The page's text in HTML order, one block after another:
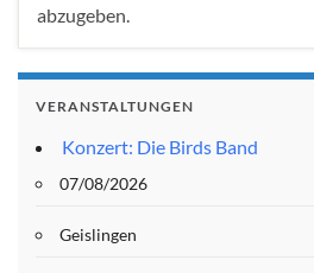
abzugeben.
VERANSTALTUNGEN
Konzert: Die Birds Band
07/08/2026
Geislingen